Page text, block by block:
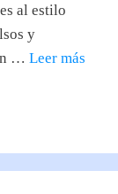
al estilo
y
… Leer más